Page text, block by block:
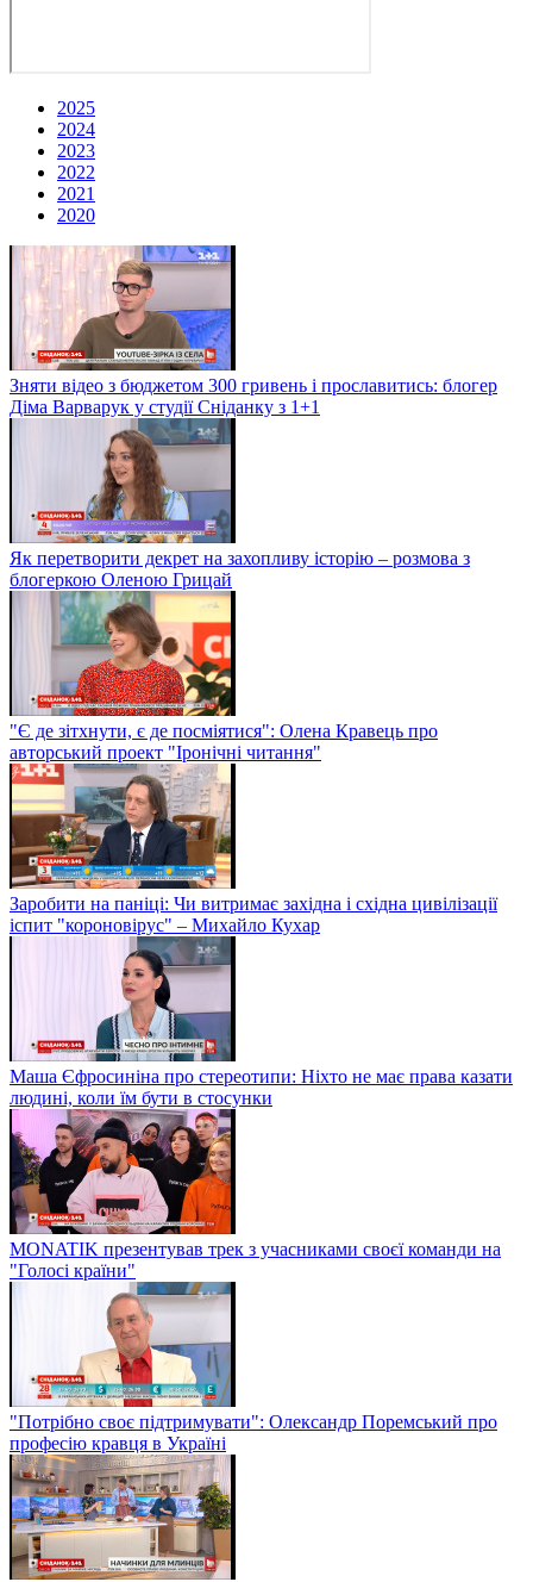
2025
2024
2023
2022
2021
2020
Зняти відео з бюджетом 300 гривень і прославитись: блогер
Діма Варварук у студії Сніданку з 1+1
Як перетворити декрет на захопливу історію – розмова з
блогеркою Оленою Грицай
"Є де зітхнути, є де посміятися": Олена Кравець про
авторський проект "Іронічні читання"
Заробити на паніці: Чи витримає західна і східна цивілізації
іспит "короновірус" – Михайло Кухар
Маша Єфросиніна про стереотипи: Ніхто не має права казати
людині, коли їм бути в стосунки
MONATIK презентував трек з учасниками своєї команди на
"Голосі країни"
"Потрібно своє підтримувати": Олександр Поремський про
професію кравця в Україні